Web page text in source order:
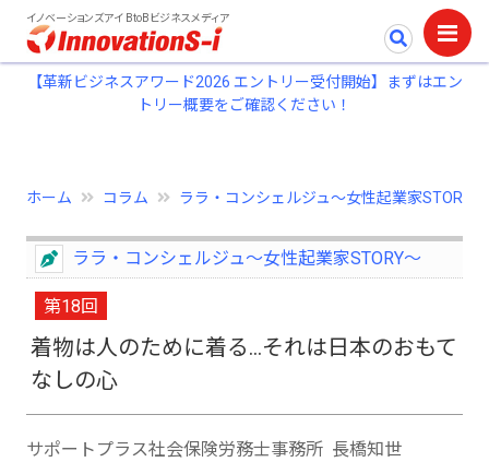
イノベーションズアイ BtoBビジネスメディア
【革新ビジネスアワード2026 エントリー受付開始】まずはエン
トリー概要をご確認ください！
ホーム コラム ララ・コンシェルジュ～女性起業家STORY
ララ・コンシェルジュ～女性起業家STORY～
第18回
着物は人のために着る…それは日本のおもて
なしの心
サポートプラス社会保険労務士事務所 長橋知世